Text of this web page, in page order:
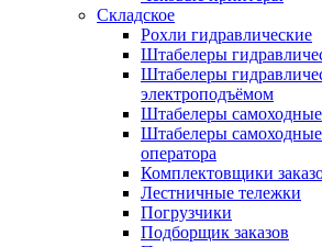
Складское
Рохли гидравлические
Штабелеры
Штабелеры
электроподъёмом
Штабелеры
Штабелеры
оператора
Комплектовщики
Лестничные тележки
Погрузчики
Подборщик заказов